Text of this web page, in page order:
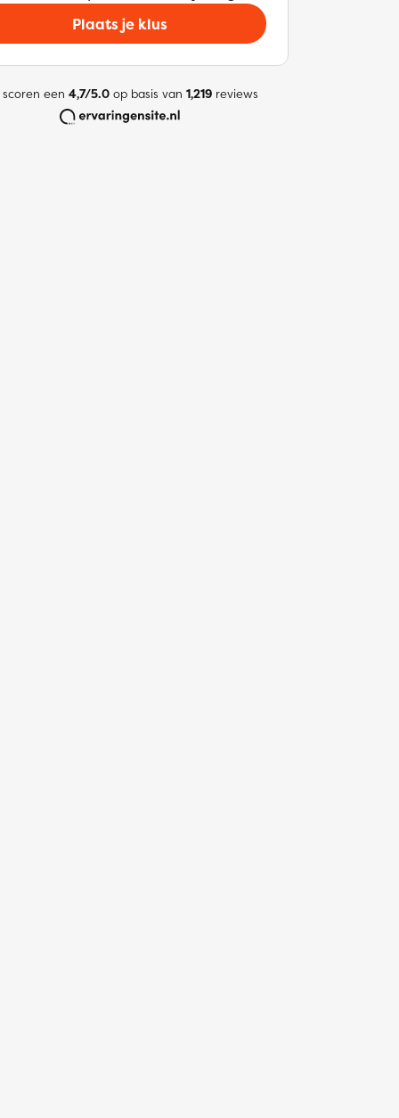
Plaats je klus
een 4,7/5.0op basis van 1,219reviews